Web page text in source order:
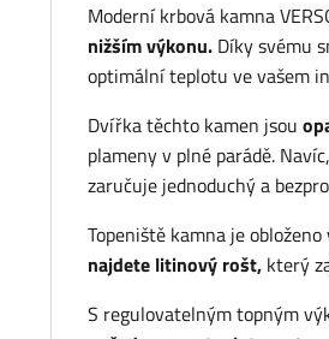
Moderní krbová kamna
nižším výkonu. Díky svému
optimální teplotu ve vašem
Dvířka těchto kamen jsou
plameny v plné parádě.
zaručuje jednoduchý a
Topeniště kamna je
najdete litinový rošt, který
S regulovatelným topným